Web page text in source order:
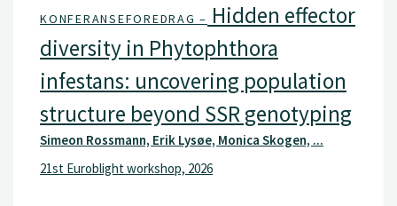
KONFERANSEFOREDRAG – Hidden effector
diversity in Phytophthora
infestans: uncovering population
structure beyond SSR genotyping
Simeon Rossmann, Erik Lysøe, Monica Skogen, ...
21st Euroblight workshop, 2026